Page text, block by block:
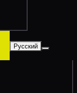
Русский